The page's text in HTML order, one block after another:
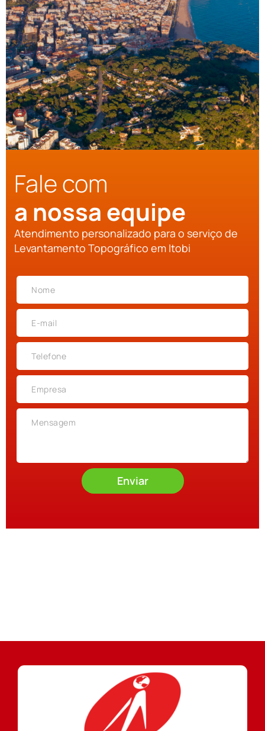
Fale com
a nossa equipe
Atendimento personalizado para o serviço de
Levantamento Topográfico em Itobi
Enviar